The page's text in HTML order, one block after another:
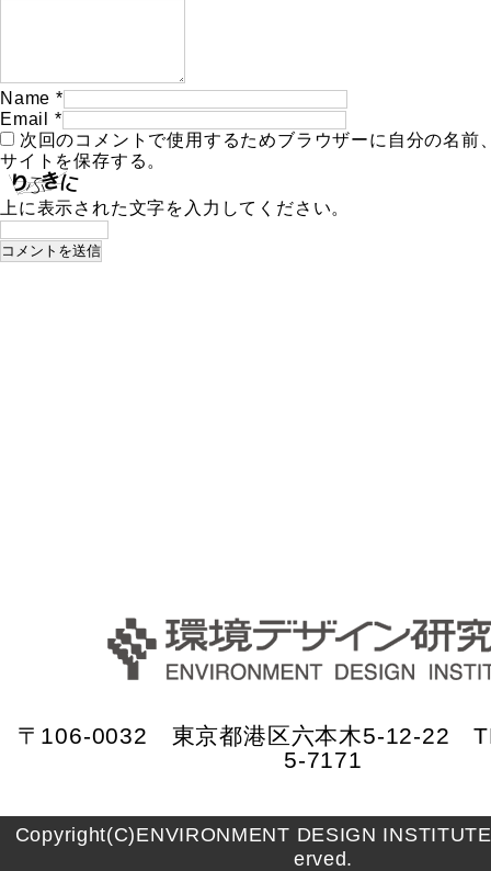
Name *
Email
*
次回のコメントで使用するためブラウザーに自分の名前
サイトを保存する。
上に表示された文字を入力してください。
〒106-0032 東京都港区六本木5-12-22
5-7171
Copyright(C)ENVIRONMENT DESIGN
erved.